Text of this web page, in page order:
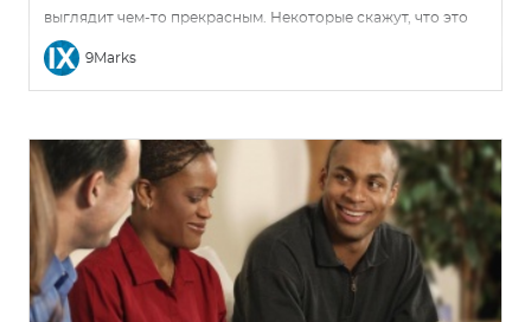
выглядит чем-то прекрасным. Некоторые скажут, что это
принудительно: «Никто не может заставлять меня
принимать свои убеждения!» Или оскорбительно: «Кто вы,
9Marks